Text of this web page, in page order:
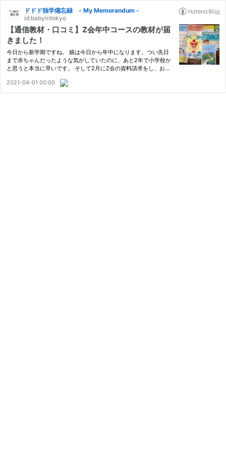
ドドド独学備忘録 - My Memorandum -
id:babyintokyo
【通信教材・口コミ】Z会年中コースの教材が届
きました！
今日から新学期ですね。 娘は今日から年中になります。つい先日
まで赤ちゃんだったような気がしていたのに、あと2年で小学校か
と思うと本当に早いです。 そして2月にZ会の資料請求をし、お試
申し込みをしていたZ会の教材がついに届きました！！←ずっしり
して…
2021-04-01 00:00